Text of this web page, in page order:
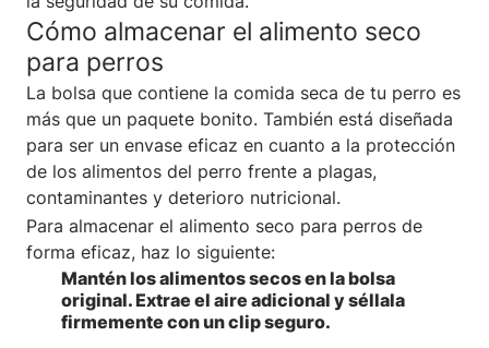
Cómo almacenar el alimento seco
para perros
La bolsa que contiene la comida seca de tu perro es
más que un paquete bonito. También está diseñada
para ser un envase eficaz en cuanto a la protección
de los alimentos del perro frente a plagas,
contaminantes y deterioro nutricional.
Para almacenar el alimento seco para perros de
forma eficaz, haz lo siguiente:
Mantén los alimentos secos en la bolsa
original. Extrae el aire adicional y séllala
firmemente con un clip seguro.